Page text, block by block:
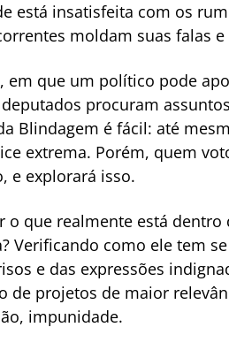
está insatisfeita com os
moldam suas falas
que um político pode
procuram
Blindagem é fácil: até
extrema. Porém, quem
e explorará isso.
o que realmente está
Verificando como ele tem
e das expressões
de projetos de maior
impunidade.